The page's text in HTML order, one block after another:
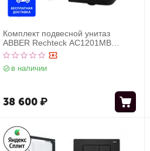
Комплект подвесной унитаз
ABBER Rechteck AC1201MB
черный матовый с инсталляцией
AC0105 и кнопкой AC0120 хром
в наличии
38 600₽